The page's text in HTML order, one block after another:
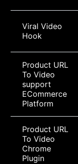
Viral Video
Hook
Product URL
To Video
support
ECommerce
Platform
Product URL
To Video
Chrome
Plugin